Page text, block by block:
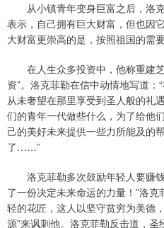
从小镇青年变身巨富之后，洛
表示，自己拥有巨大财富，但也因
大财富更崇高的是，按照祖国的需
在人生众多投资中，他称重建芝
资”。洛克菲勒在信中动情地写道
从未奢望在那里享受到圣人般的礼
们的青年一代做些什么，为了给他
己的美好未来提供一些力所能及的
了……”
洛克菲勒多次鼓励年轻人要赚钱
了一份决定未来命运的力量！”洛
轻的花匠，这人以坚守贫穷为美德
源”来讽刺他。洛克菲勒反击道，圣